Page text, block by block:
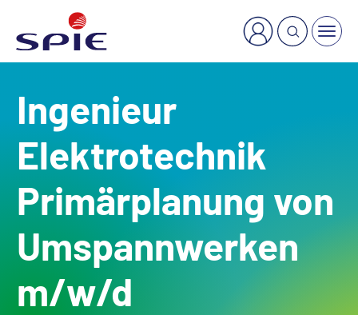
Ingenieur
Elektrotechnik
Primärplanung von
Umspannwerken
m/w/d